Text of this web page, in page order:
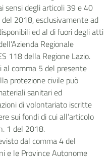
sensi degli articoli 39 e 40
2018, esclusivamente ad
ed al di fuori degli atti
Regionale
118 della Regione Lazio.
al comma 5 del presente
protezione civile può
sanitari ed
di volontariato iscritte
sui fondi di cui all’articolo
1 del 2018.
dal comma 4 del
e le Province Autonome